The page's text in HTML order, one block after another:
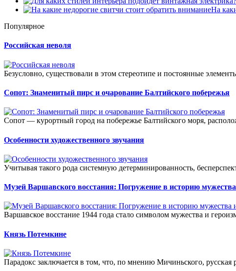
На
Популярное
Российская неволя
Безусловно, существовали в этом стереотипе и постоянные
Сопот: Знаменитый пирс и очарование Балтийского побережья
Сопот — курортный город на побережье Балтийского моря,
Особенности художественного звучания
Учитывая такого рода системную детерминированность,
Музей Варшавского восстания: Погружение в историю
Варшавское восстание 1944 года стало символом мужества и
Князь Потемкине
Парадокс заключается в том, что, по мнению Мичиньского, русская